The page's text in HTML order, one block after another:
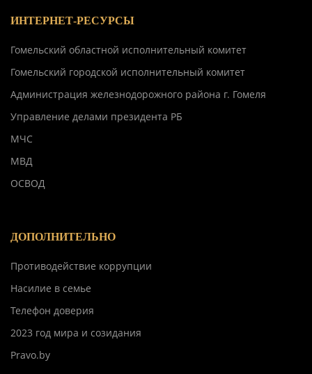
ИНТЕРНЕТ-РЕСУРСЫ
Гомельский областной исполнительный комитет
Гомельский городской исполнительный комитет
Администрация железнодорожного района г. Гомеля
Управление делами президента РБ
МЧС
МВД
ОСВОД
ДОПОЛНИТЕЛЬНО
Противодействие коррупции
Насилие в семье
Телефон доверия
2023 год мира и созидания
Pravo.by